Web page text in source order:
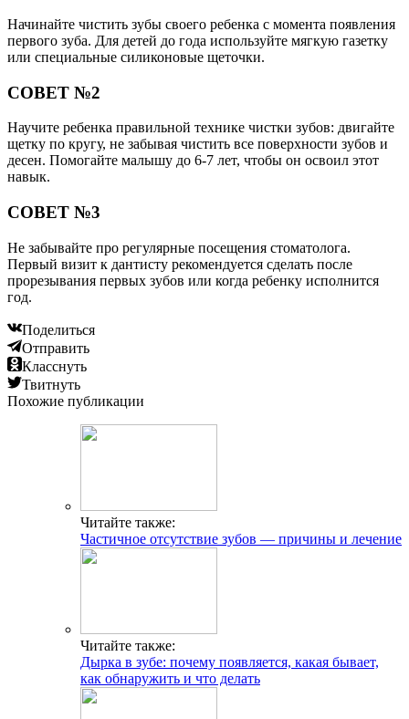
Начинайте чистить зубы своего ребенка с момента появления
первого зуба. Для детей до года используйте мягкую газетку
или специальные силиконовые щеточки.
СОВЕТ №2
Научите ребенка правильной технике чистки зубов: двигайте
щетку по кругу, не забывая чистить все поверхности зубов и
десен. Помогайте малышу до 6-7 лет, чтобы он освоил этот
навык.
СОВЕТ №3
Не забывайте про регулярные посещения стоматолога.
Первый визит к дантисту рекомендуется сделать после
прорезывания первых зубов или когда ребенку исполнится
год.
Поделиться
Отправить
Класснуть
Твитнуть
Похожие публикации
Читайте также:
Частичное отсутствие зубов — причины и лечение
Читайте также:
Дырка в зубе: почему появляется, какая бывает,
как обнаружить и что делать